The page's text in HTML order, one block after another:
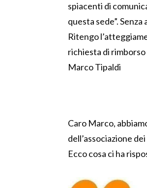
spiacenti di
questa sede”.
Ritengo
richiesta di rimborso
Marco Tipaldi
Caro Marco,
dell’associazione
Ecco cosa ci ha